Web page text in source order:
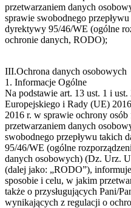
przetwarzaniem danych
sprawie swobodnego
dyrektywy 95/46/WE (ogólne
ochronie danych, RODO);
III.Ochrona danych osobowych
1. Informacje Ogólne
Na podstawie art. 13 ust. 1 i
Europejskiego i Rady (UE)
2016 r. w sprawie ochrony
przetwarzaniem danych
swobodnego przepływu takich
95/46/WE (ogólne
danych osobowych) (Dz. Urz.
(dalej jako: „RODO”),
sposobie i celu, w jakim
także o przysługujących Pani/
wynikających z regulacji o